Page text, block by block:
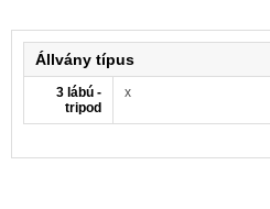
Állvány típus
3 lábú -
tripod
x